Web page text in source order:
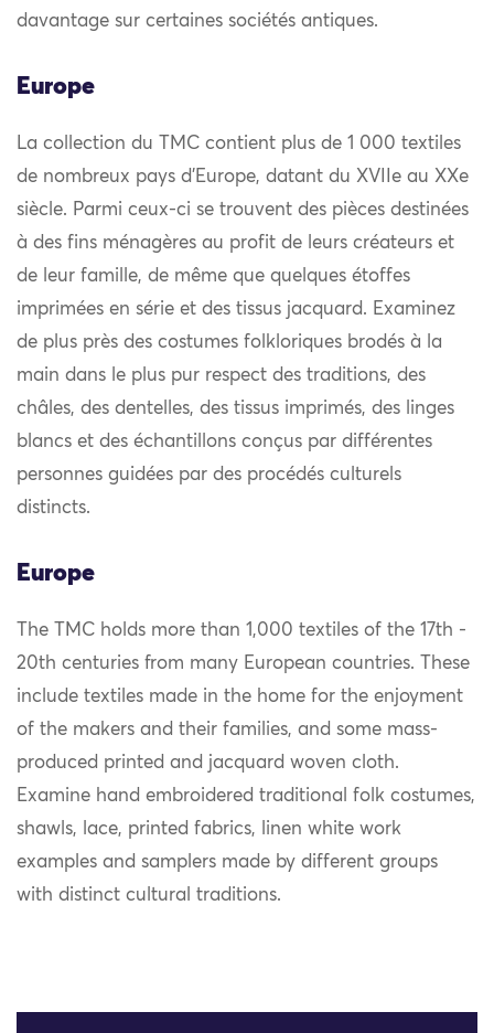
davantage sur certaines sociétés antiques.
Europe
La collection du TMC contient plus de 1 000 textiles
de nombreux pays d’Europe, datant du XVIIe au XXe
siècle. Parmi ceux-ci se trouvent des pièces destinées
à des fins ménagères au profit de leurs créateurs et
de leur famille, de même que quelques étoffes
imprimées en série et des tissus jacquard. Examinez
de plus près des costumes folkloriques brodés à la
main dans le plus pur respect des traditions, des
châles, des dentelles, des tissus imprimés, des linges
blancs et des échantillons conçus par différentes
personnes guidées par des procédés culturels
distincts.
Europe
The TMC holds more than 1,000 textiles of the 17th -
20th centuries from many European countries. These
include textiles made in the home for the enjoyment
of the makers and their families, and some mass-
produced printed and jacquard woven cloth.
Examine hand embroidered traditional folk costumes,
shawls, lace, printed fabrics, linen white work
examples and samplers made by different groups
with distinct cultural traditions.